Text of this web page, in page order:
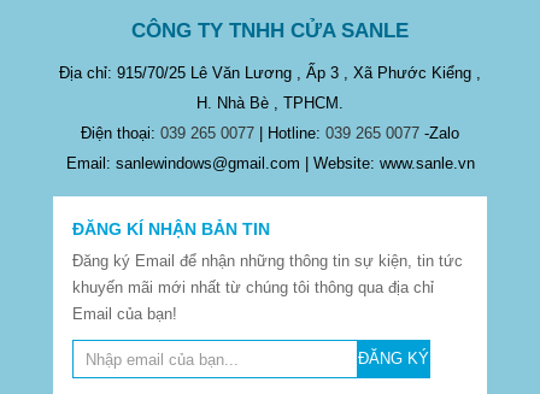
CÔNG TY TNHH CỬA SANLE
Địa chỉ: 915/70/25 Lê Văn Lương , Ấp 3 , Xã Phước Kiểng ,
H. Nhà Bè , TPHCM.
Điện thoại: 039 265 0077 | Hotline: 039 265 0077 -Zalo
Email: sanlewindows@gmail.com | Website: www.sanle.vn
ĐĂNG KÍ NHẬN BẢN TIN
Đăng ký Email để nhận những thông tin sự kiện, tin tức
khuyến mãi mới nhất từ chúng tôi thông qua địa chỉ
Email của bạn!
ĐĂNG KÝ